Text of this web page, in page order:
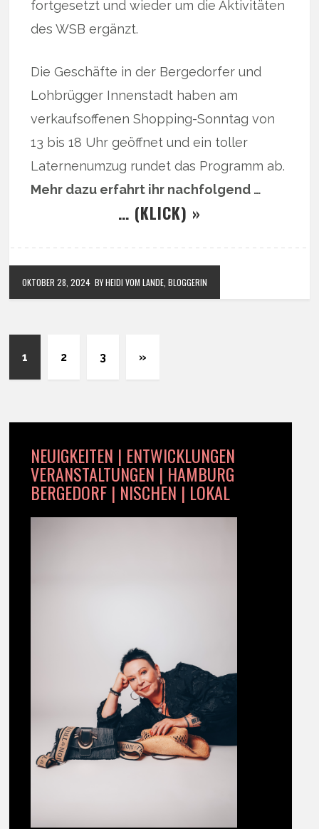
fortgesetzt und wieder um die Aktivitäten
des WSB ergänzt.
Die Geschäfte in der Bergedorfer und
Lohbrügger Innenstadt haben am
verkaufsoffenen Shopping-Sonntag von
13 bis 18 Uhr geöffnet und ein toller
Laternenumzug rundet das Programm ab.
Mehr dazu erfahrt ihr nachfolgend …
… (KLICK) »
OKTOBER 28, 2024 BY HEIDI VOM LANDE, BLOGGERIN
1 2 3 »
NEUIGKEITEN | ENTWICKLUNGEN
VERANSTALTUNGEN | HAMBURG
BERGEDORF | NISCHEN | LOKAL